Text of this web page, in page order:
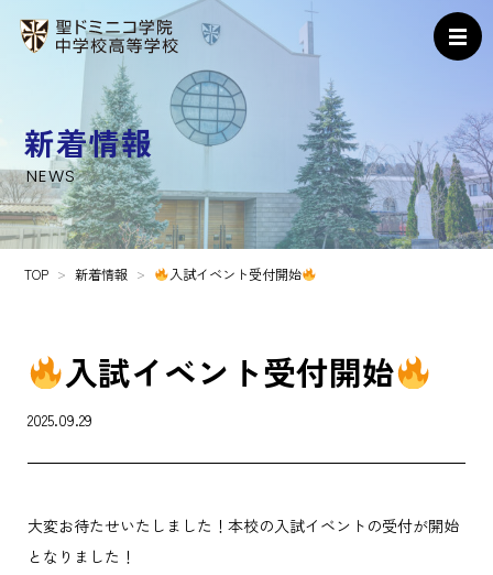
新着情報
NEWS
TOP 新着情報 入試イベント受付開始
入試イベント受付開始
2025.09.29
大変お待たせいたしました！本校の入試イベントの受付が開始
となりました！